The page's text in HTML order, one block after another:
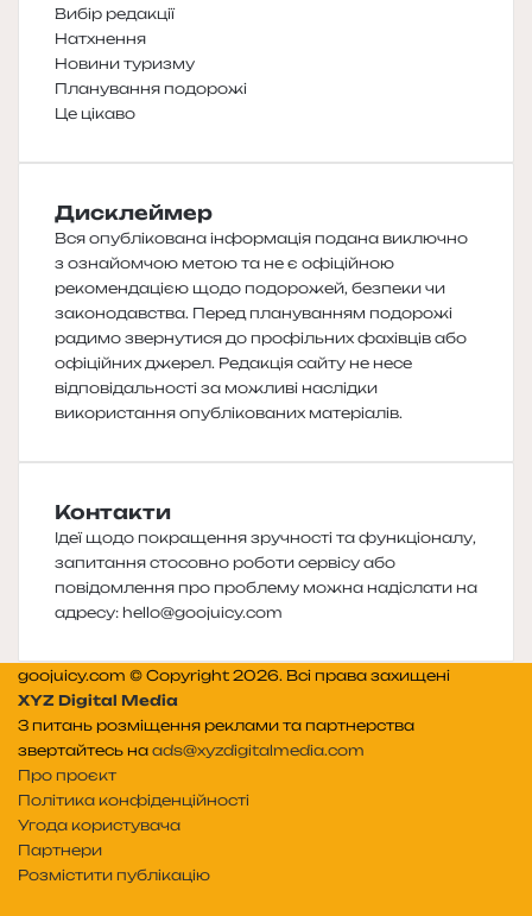
Вибір редакції
Натхнення
Новини туризму
Планування подорожі
Це цікаво
Дисклеймер
Вся опублікована інформація подана виключно
з ознайомчою метою та не є офіційною
рекомендацією щодо подорожей, безпеки чи
законодавства. Перед плануванням подорожі
радимо звернутися до профільних фахівців або
офіційних джерел. Редакція сайту не несе
відповідальності за можливі наслідки
використання опублікованих матеріалів.
Контакти
Ідеї щодо покращення зручності та функціоналу,
запитання стосовно роботи сервісу або
повідомлення про проблему можна надіслати на
адресу: hello@goojuicy.com
goojuicy.com © Copyright 2026. Всі права захищені
XYZ Digital Media
З питань розміщення реклами та партнерства
звертайтесь на ads@xyzdigitalmedia.com
Про проєкт
Політика конфіденційності
Угода користувача
Партнери
Розмістити публікацію